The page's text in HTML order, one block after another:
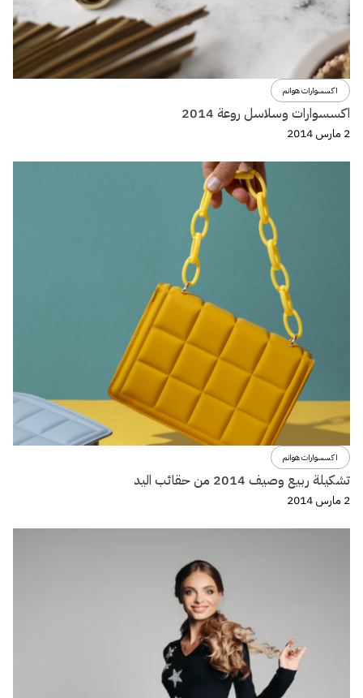
اكسسوارات هوانم
اكسسوارات وسلاسل روعة 2014
2 مارس 2014
اكسسوارات هوانم
تشكيلة ربيع وصيف 2014 من حقائب اليد
2 مارس 2014